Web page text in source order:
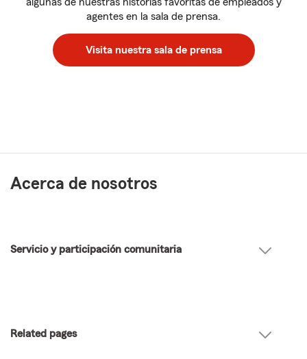
agentes en la sala de prensa.
Visita nuestra sala de prensa
Acerca de nosotros
Servicio y participación comunitaria
Related pages